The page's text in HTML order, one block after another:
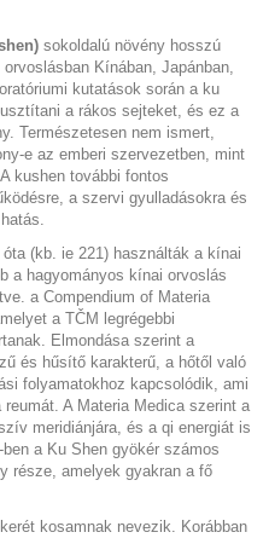
sokoldalú növény hosszú
Kínában, Japánban,
kutatások során a ku
a rákos sejteket, és ez a
Természetesen nem ismert,
e az emberi szervezetben, mint
kushen további fontos
a szervi gyulladásokra és
(kb. ie 221) használták a kínai
a hagyományos kínai orvoslás
a Compendium of Materia
a TČM legrégebbi
Elmondása szerint a
és hűsítő karakterű, a hőtől való
folyamatokhoz kapcsolódik, ami
A Materia Medica szerint a
meridiánjára, és a qi energiát is
a Ku Shen gyökér számos
része, amelyek gyakran a fő
kosamnak nevezik. Korábban